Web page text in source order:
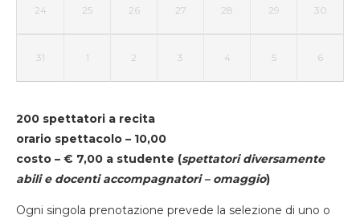
24 25 26 27 28 29 30
31 1 2 3 4 5 6
200 spettatori a recita
orario spettacolo – 10,00
costo – € 7,00 a studente (spettatori diversamente
abili e docenti accompagnatori – omaggio)
Ogni singola prenotazione prevede la selezione di uno o